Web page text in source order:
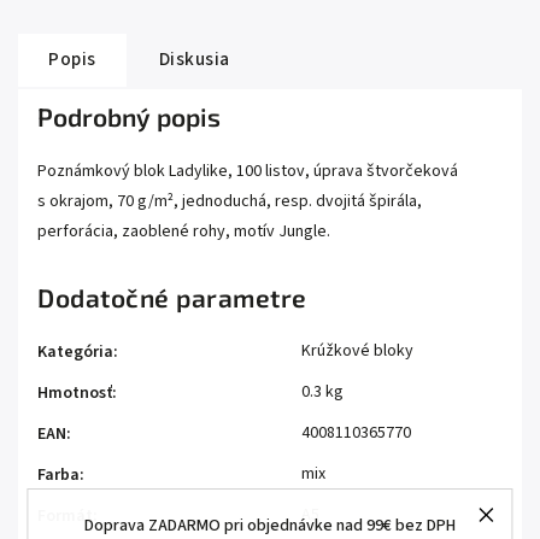
Doprava ZADARMO pri objednávke nad 99€ bez DPH
Popis Diskusia
Podrobný popis
Poznámkový blok Ladylike, 100 listov, úprava štvorčeková
s okrajom, 70 g/m², jednoduchá, resp. dvojitá špirála,
perforácia, zaoblené rohy, motív Jungle.
Dodatočné parametre
Kategória:
Krúžkové bloky
Hmotnosť:
0.3 kg
EAN:
4008110365770
Farba:
mix
Formát:
A5